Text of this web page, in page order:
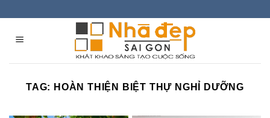
content
TAG: HOÀN THIỆN BIỆT THỰ NGHỈ DƯỠNG